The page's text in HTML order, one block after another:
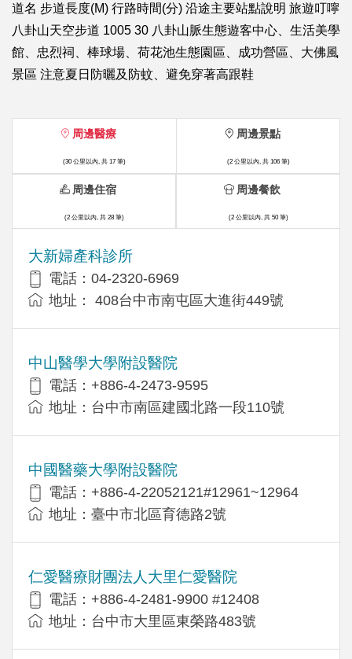
道名 步道長度(M) 行路時間(分) 沿途主要站點說明 旅遊叮嚀
八卦山天空步道 1005 30 八卦山脈生態遊客中心、生活美學
館、忠烈祠、棒球場、荷花池生態園區、成功營區、大佛風
景區 注意夏日防曬及防蚊、避免穿著高跟鞋
周邊醫療
(30 公里以內, 共 17 筆)
大新婦產科診所
電話：04-2320-6969
地址： 408台中市南屯區大進街449號
中山醫學大學附設醫院
電話：+886-4-2473-9595
地址：台中市南區建國北路一段110號
中國醫藥大學附設醫院
電話：+886-4-22052121#12961~12964
地址：臺中市北區育德路2號
仁愛醫療財團法人大里仁愛醫院
電話：+886-4-2481-9900 #12408
地址：台中市大里區東榮路483號
周邊景點
(2 公里以內, 共 106 筆)
周邊住宿
(2 公里以內, 共 28 筆)
周邊餐飲
(2 公里以內, 共 50 筆)